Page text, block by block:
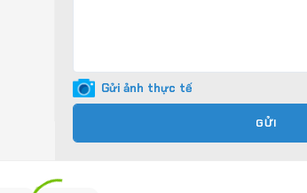
Gửi ảnh thực tế
GỬI